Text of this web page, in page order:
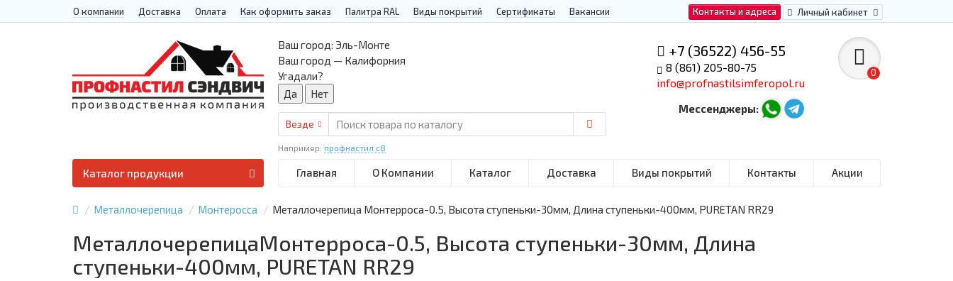
Контакты и адреса Личный кабинет
О компании Доставка Оплата Как оформить заказ Палитра RAL Виды покрытий Сертификаты Вакансии
+7 (36522) 456-55
8 (861) 205-80-75
info@profnastilsimferopol.ru
Мессенджеры:
0
Ваш город: Эль-Монте
Ваш город — Калифорния
Угадали?
Везде
Например: профнастил с8
Главная О Компании Каталог Доставка Виды покрытий Контакты Акции
Каталог продукции
Металлочерепица Монтеросса Металлочерепица Монтерроса-0.5, Высота ступеньки-30мм, Длина ступеньки-400мм, PURETAN RR29
МеталлочерепицаМонтерроса-0.5, Высота ступеньки-30мм, Длина
ступеньки-400мм, PURETAN RR29